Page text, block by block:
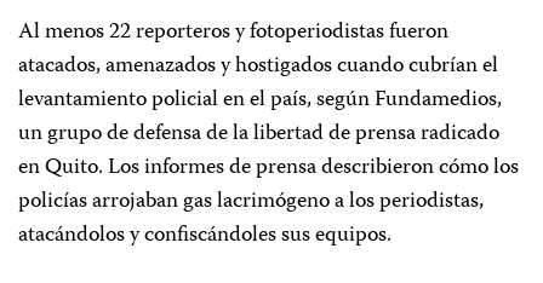
Al menos 22 reporteros y fotoperiodistas fueron
atacados, amenazados y hostigados cuando cubrían el
levantamiento policial en el país, según Fundamedios,
un grupo de defensa de la libertad de prensa radicado
en Quito. Los informes de prensa describieron cómo los
policías arrojaban gas lacrimógeno a los periodistas,
atacándolos y confiscándoles sus equipos.